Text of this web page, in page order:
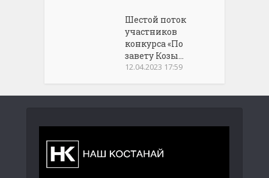
Шестой поток
участников
конкурса «По
завету Козы...
12.04.2023 17:59